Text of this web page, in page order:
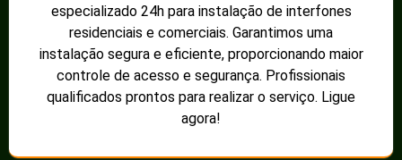
especializado 24h para instalação de interfones
residenciais e comerciais. Garantimos uma
instalação segura e eficiente, proporcionando maior
controle de acesso e segurança. Profissionais
qualificados prontos para realizar o serviço. Ligue
agora!